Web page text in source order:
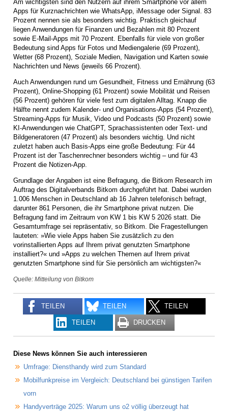
Am wichtigsten sind den Nutzern auf ihrem Smartphone vor allem
Apps für Kurznachrichten wie WhatsApp, iMessage oder Signal. 83
Prozent nennen sie als besonders wichtig. Praktisch gleichauf
liegen Anwendungen für Finanzen und Bezahlen mit 80 Prozent
sowie E-Mail-Apps mit 70 Prozent. Ebenfalls für viele von großer
Bedeutung sind Apps für Fotos und Mediengalerie (69 Prozent),
Wetter (68 Prozent), Soziale Medien, Navigation und Karten sowie
Nachrichten und News (jeweils 66 Prozent).
Auch Anwendungen rund um Gesundheit, Fitness und Ernährung (63
Prozent), Online-Shopping (61 Prozent) sowie Mobilität und Reisen
(56 Prozent) gehören für viele fest zum digitalen Alltag. Knapp die
Hälfte nennt zudem Kalender- und Organisations-Apps (54 Prozent),
Streaming-Apps für Musik, Video und Podcasts (50 Prozent) sowie
KI-Anwendungen wie ChatGPT, Sprachassistenten oder Text- und
Bildgeneratoren (47 Prozent) als besonders wichtig. Und nicht
zuletzt haben auch Basis-Apps eine große Bedeutung: Für 44
Prozent ist der Taschenrechner besonders wichtig – und für 43
Prozent die Notizen-App.
Grundlage der Angaben ist eine Befragung, die Bitkom Research im
Auftrag des Digitalverbands Bitkom durchgeführt hat. Dabei wurden
1.006 Menschen in Deutschland ab 16 Jahren telefonisch befragt,
darunter 861 Personen, die ihr Smartphone privat nutzen. Die
Befragung fand im Zeitraum von KW 1 bis KW 5 2026 statt. Die
Gesamtumfrage sei repräsentativ, so Bitkom. Die Fragestellungen
lauteten: »Wie viele Apps haben Sie zusätzlich zu den
vorinstallierten Apps auf Ihrem privat genutzten Smartphone
installiert?« und »Apps zu welchen Themen auf Ihrem privat
genutzten Smartphone sind für Sie persönlich am wichtigsten?«
Quelle: Mitteilung von Bitkom
TEILEN TEILEN TEILEN
TEILEN DRUCKEN
Diese News können Sie auch interessieren
Umfrage: Diensthandy wird zum Standard
Mobilfunkpreise im Vergleich: Deutschland bei günstigen Tarifen
vorn
Handyverträge 2025: Warum uns o2 völlig überzeugt hat